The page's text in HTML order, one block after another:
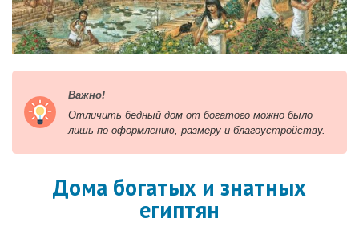
Важно!
Отличить бедный дом от богатого можно было
лишь по оформлению, размеру и благоустройству.
Дома богатых и знатных
египтян